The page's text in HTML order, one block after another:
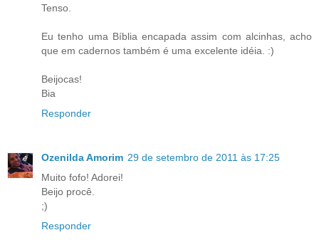
Tenso.
Eu tenho uma Bíblia encapada assim com alcinhas, acho
que em cadernos também é uma excelente idéia. :)
Beijocas!
Bia
Responder
Ozenilda Amorim 29 de setembro de 2011 às 17:25
Muito fofo! Adorei!
Beijo procê.
;)
Responder